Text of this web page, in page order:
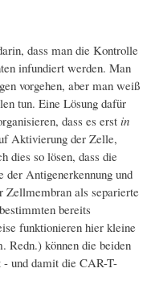
dass man die Kontrolle
infundiert werden. Man
vorgehen, aber man weiß
tun. Eine Lösung dafür
dass es erst in
Aktivierung der Zelle,
dies so lösen, dass die
der Antigenerkennung und
Zellmembran als separierte
bereits
funktionieren hier kleine
Redn.) können die beiden
und damit die CAR-T-